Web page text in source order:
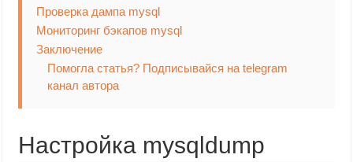
Проверка дампа mysql
Мониторинг бэкапов mysql
Заключение
Помогла статья? Подписывайся на telegram
канал автора
Настройка mysqldump